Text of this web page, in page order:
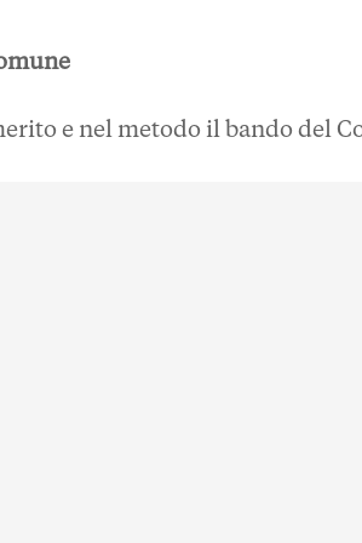
e nel metodo il bando del